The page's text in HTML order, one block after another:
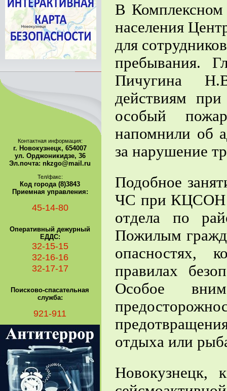
В Комплексном
населения
для
пребывания.
Пичугина
действиям
особый
напомнили об
за нарушение
Подобное
ЧС при КЦСОН
отдела по
Пожилым
опасностях,
правилах
Особое
отдыха или
Новокузнецк,
Контактная информация:
г. Новокузнецк, 654007
ул. Орджоникидзе, 36
Эл.почта: nkzgo@mail.ru
Тел/факс:
Код города (8)3843
Приемная управления:
45-14-80
Оперативный дежурный
ЕДДС:
32-15-15
32-16-16
32-17-17
Поисково-спасательная
служба:
921-911